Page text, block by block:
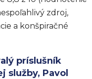
zdroj,
a konšpiračné
príslušník
služby, Pavol